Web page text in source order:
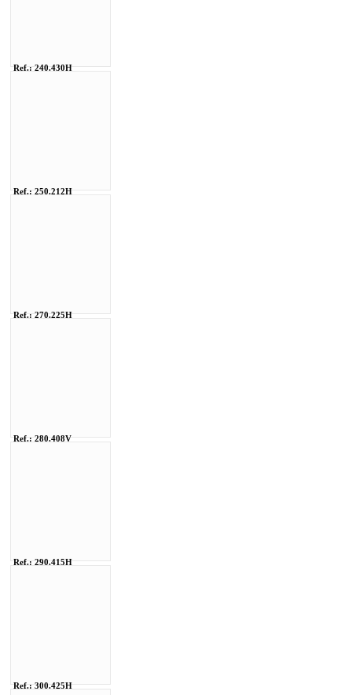
Ref.: 240.430H
Ref.: 250.212H
Ref.: 270.225H
Ref.: 280.408V
Ref.: 290.415H
Ref.: 300.425H